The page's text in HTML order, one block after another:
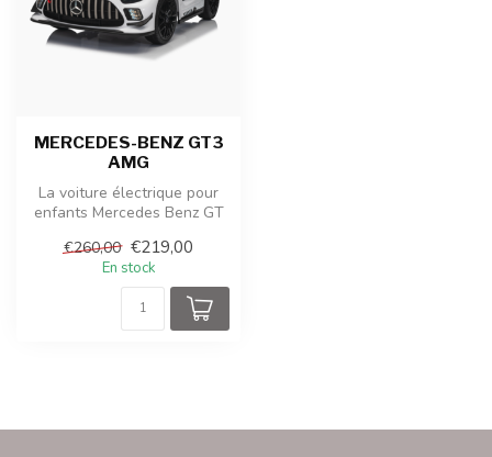
MERCEDES-BENZ GT3
AMG
La voiture électrique pour
enfants Mercedes Benz GT
miniatur...
€260,00 €219,00
En stock